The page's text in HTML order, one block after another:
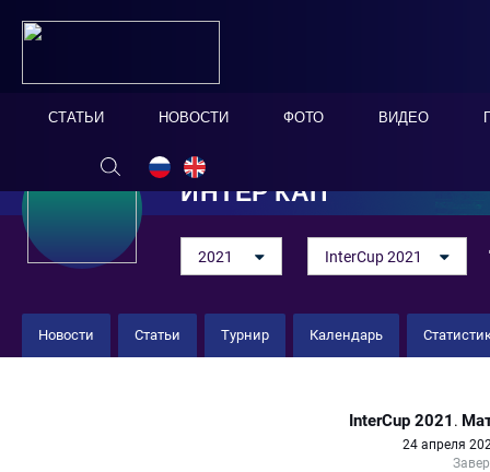
СТАТЬИ НОВОСТИ ФОТО ВИДЕО
ИНТЕР КАП
2021 InterCup 2021
Новости Статьи Турнир Календарь
InterCup 2021 .
24 апреля